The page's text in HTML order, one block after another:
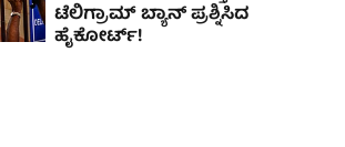
ಟೆಲಿಗ್ರಾಮ್ ಬ್ಯಾನ್ ಪ್ರಶ್ನಿಸಿದ
ಹೈಕೋರ್ಟ್!